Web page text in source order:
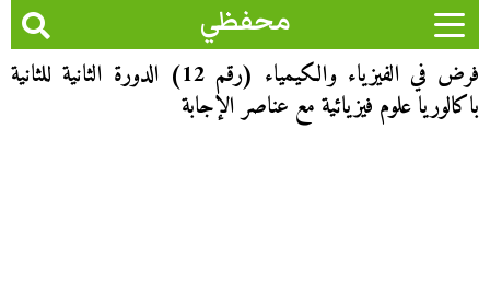
محفظي
فرض في الفيزياء والكيمياء (رقم 12) الدورة الثانية للثانية
باكالوريا علوم فيزيائية مع عناصر الإجابة